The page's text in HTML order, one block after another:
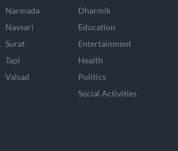
Narmada
Navsari
Surat
Tapi
Valsad
Dharmik
Education
Entertainment
Health
Politics
Social Activities